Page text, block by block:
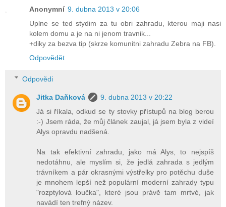
Anonymní 9. dubna 2013 v 20:06
Uplne se ted stydim za tu obri zahradu, kterou maji nasi
kolem domu a je na ni jenom travnik...
+diky za bezva tip (skrze komunitni zahradu Zebra na FB).
Odpovědět
Odpovědi
Jitka Daňková
9. dubna 2013 v 20:22
Já si říkala, odkud se ty stovky přístupů na blog berou
:-) Jsem ráda, že můj článek zaujal, já jsem byla z videí
Alys opravdu nadšená.
Na tak efektivní zahradu, jako má Alys, to nejspíš
nedotáhnu, ale myslím si, že jedlá zahrada s jedlým
trávníkem a pár okrasnými výstřelky pro potěchu duše
je mnohem lepší než populární moderní zahrady typu
"rozptylová loučka", které jsou právě tam mrtvé, jak
navádí ten trefný název.